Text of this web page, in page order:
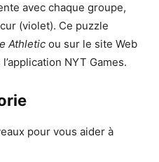
avec chaque groupe,
(violet). Ce puzzle
Athletic ou sur le site Web
NYT Games.
pour vous aider à